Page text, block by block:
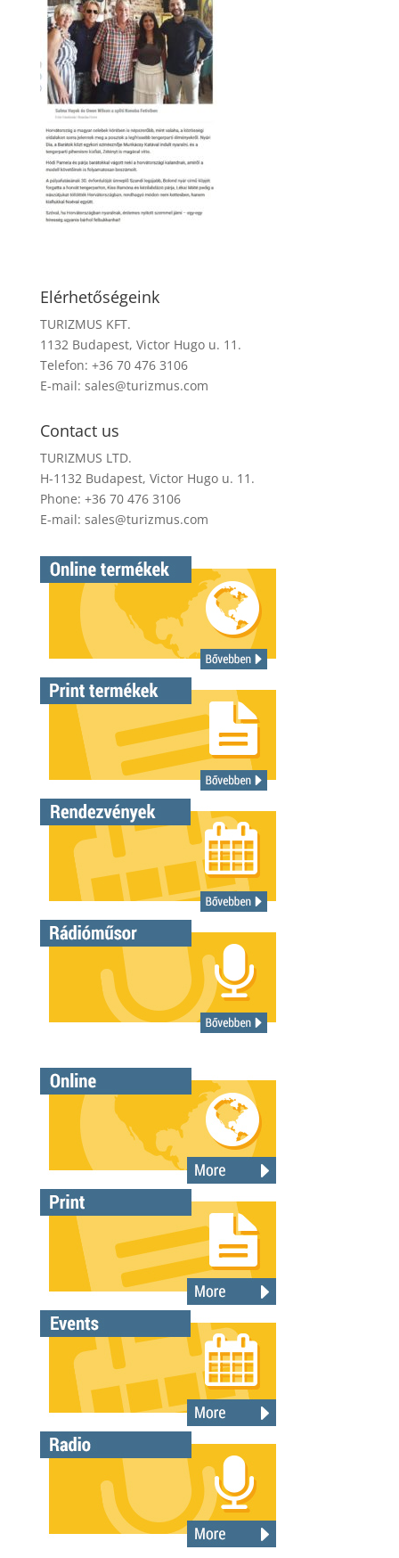
Elérhetőségeink
TURIZMUS KFT.
1132 Budapest, Victor Hugo u. 11.
Telefon: +36 70 476 3106
E-mail: sales@turizmus.com
Contact us
TURIZMUS LTD.
H-1132 Budapest, Victor Hugo u. 11.
Phone: +36 70 476 3106
E-mail: sales@turizmus.com